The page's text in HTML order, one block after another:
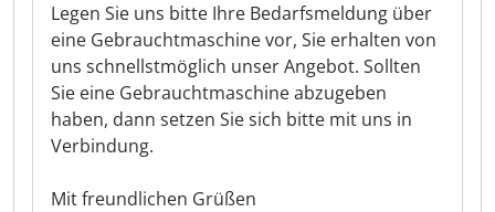
Legen Sie uns bitte Ihre Bedarfsmeldung über
eine Gebrauchtmaschine vor, Sie erhalten von
uns schnellstmöglich unser Angebot. Sollten
Sie eine Gebrauchtmaschine abzugeben
haben, dann setzen Sie sich bitte mit uns in
Verbindung.
Mit freundlichen Grüßen